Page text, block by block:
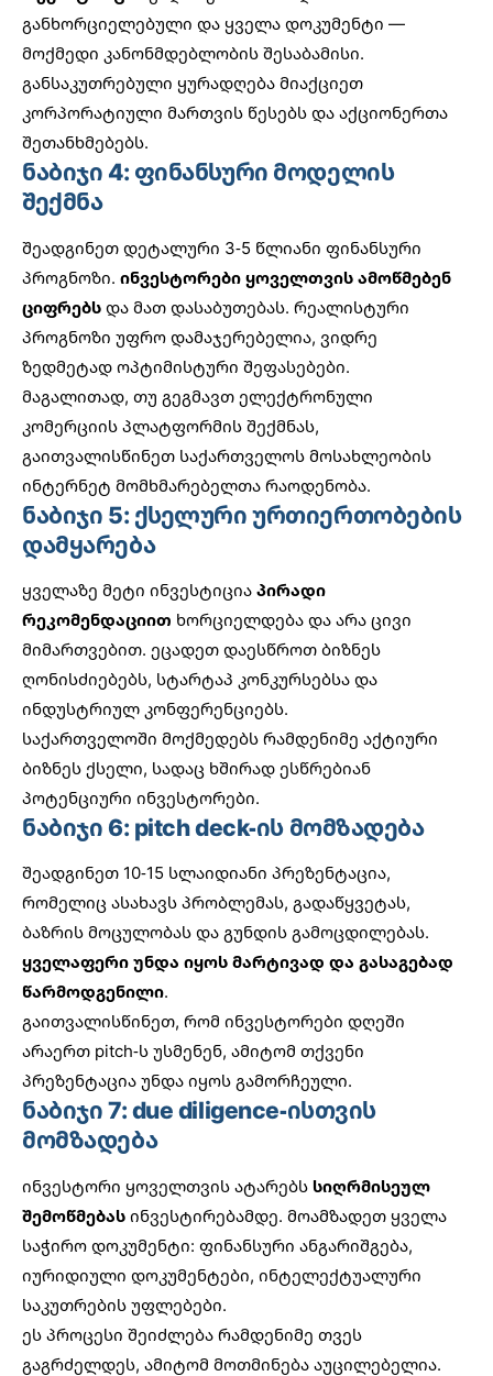
განხორციელებული და ყველა დოკუმენტი —
მოქმედი კანონმდებლობის შესაბამისი.
განსაკუთრებული ყურადღება მიაქციეთ
კორპორატიული მართვის წესებს და აქციონერთა
შეთანხმებებს.
ნაბიჯი 4: ფინანსური მოდელის
შექმნა
შეადგინეთ დეტალური 3-5 წლიანი ფინანსური
პროგნოზი. ინვესტორები ყოველთვის ამოწმებენ
ციფრებს და მათ დასაბუთებას. რეალისტური
პროგნოზი უფრო დამაჯერებელია, ვიდრე
ზედმეტად ოპტიმისტური შეფასებები.
მაგალითად, თუ გეგმავთ ელექტრონული
კომერციის პლატფორმის შექმნას,
გაითვალისწინეთ საქართველოს მოსახლეობის
ინტერნეტ მომხმარებელთა რაოდენობა.
ნაბიჯი 5: ქსელური ურთიერთობების
დამყარება
ყველაზე მეტი ინვესტიცია პირადი
რეკომენდაციით ხორციელდება და არა ცივი
მიმართვებით. ეცადეთ დაესწროთ ბიზნეს
ღონისძიებებს, სტარტაპ კონკურსებსა და
ინდუსტრიულ კონფერენციებს.
საქართველოში მოქმედებს რამდენიმე აქტიური
ბიზნეს ქსელი, სადაც ხშირად ესწრებიან
პოტენციური ინვესტორები.
ნაბიჯი 6: pitch deck-ის მომზადება
შეადგინეთ 10-15 სლაიდიანი პრეზენტაცია,
რომელიც ასახავს პრობლემას, გადაწყვეტას,
ბაზრის მოცულობას და გუნდის გამოცდილებას.
ყველაფერი უნდა იყოს მარტივად და გასაგებად
წარმოდგენილი.
გაითვალისწინეთ, რომ ინვესტორები დღეში
არაერთ pitch-ს უსმენენ, ამიტომ თქვენი
პრეზენტაცია უნდა იყოს გამორჩეული.
ნაბიჯი 7: due diligence-ისთვის
მომზადება
ინვესტორი ყოველთვის ატარებს სიღრმისეულ
შემოწმებას ინვესტირებამდე. მოამზადეთ ყველა
საჭირო დოკუმენტი: ფინანსური ანგარიშგება,
იურიდიული დოკუმენტები, ინტელექტუალური
საკუთრების უფლებები.
ეს პროცესი შეიძლება რამდენიმე თვეს
გაგრძელდეს, ამიტომ მოთმინება აუცილებელია.